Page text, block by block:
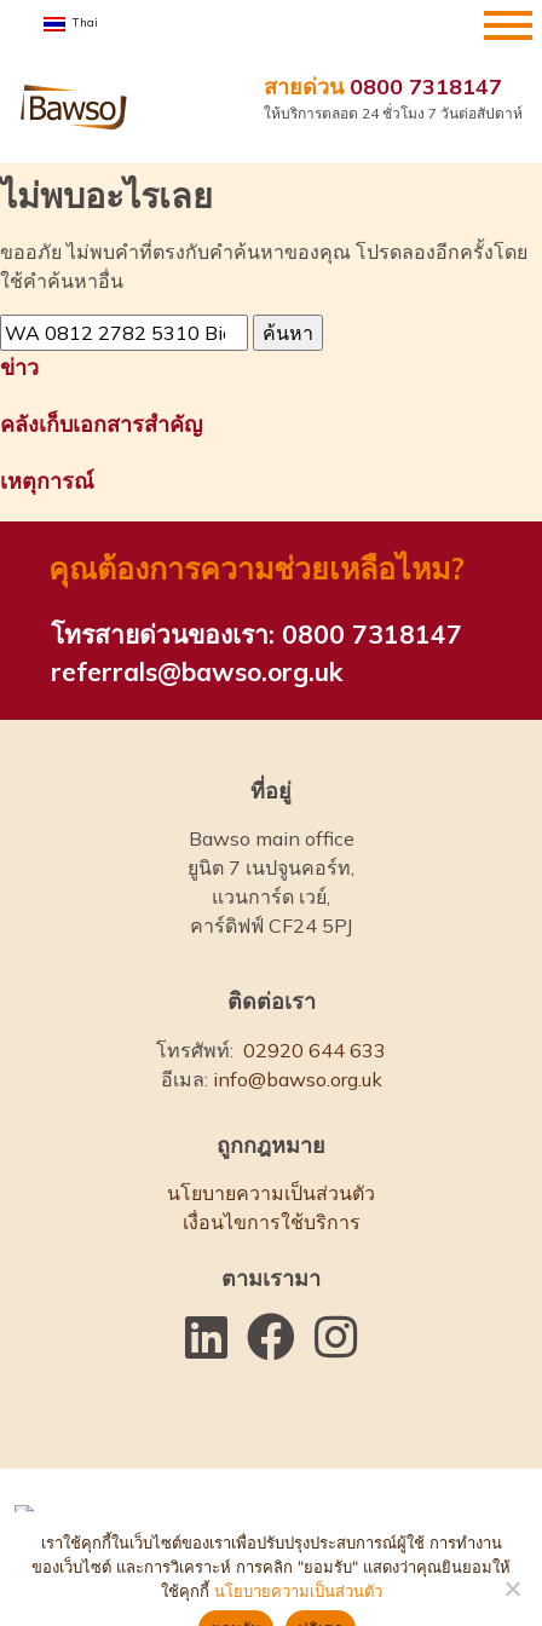
เนื้อหา
Thai
สายด่วน0800 7318147
ให้บริการตลอด 24 ชั่วโมง 7 วันต่อสัปดาห์
ไม่พบอะไรเลย
ขออภัย ไม่พบคำที่ตรงกับคำค้นหาของคุณ โปรดลองอีกครั้งโดย
ใช้คำค้นหาอื่น
ค้นหา
สำหรับ:
ข่าว
คลังเก็บเอกสารสำคัญ
เหตุการณ์
คุณต้องการความช่วยเหลือไหม?
โทรสายด่วนของเรา: 0800 7318147
referrals@bawso.org.uk
ที่อยู่
Bawso main office
ยูนิต 7 เนปจูนคอร์ท,
แวนการ์ด เวย์,
คาร์ดิฟฟ์ CF24 5PJ
ติดต่อเรา
โทรศัพท์: 02920 644 633
อีเมล: info@bawso.org.uk
ถูกกฎหมาย
นโยบายความเป็นส่วนตัว
เงื่อนไขการใช้บริการ
ตามเรามา
© Bawso 2025. คณะกรรมการการกุศลหมายเลข: 1084854. บริษัท
หมายเลข: 03152590. เว็บไซต์โดยแอคเซนท์ ครีเอทีฟ
เราใช้คุกกี้ในเว็บไซต์ของเราเพื่อปรับปรุงประสบการณ์ผู้ใช้ การทำงาน
ของเว็บไซต์ และการวิเคราะห์ การคลิก "ยอมรับ" แสดงว่าคุณยินยอมให้
ใช้คุกกี้ นโยบายความเป็นส่วนตัว